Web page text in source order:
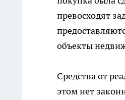
превосходят
объекты
Средства от
этом нет